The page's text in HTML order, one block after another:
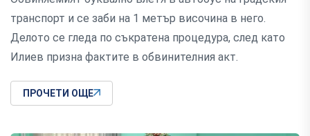
транспорт и се заби на 1 метър височина в него.
Делото се гледа по съкратена процедура, след като
Илиев призна фактите в обвинителния акт.
ПРОЧЕТИ ОЩЕ